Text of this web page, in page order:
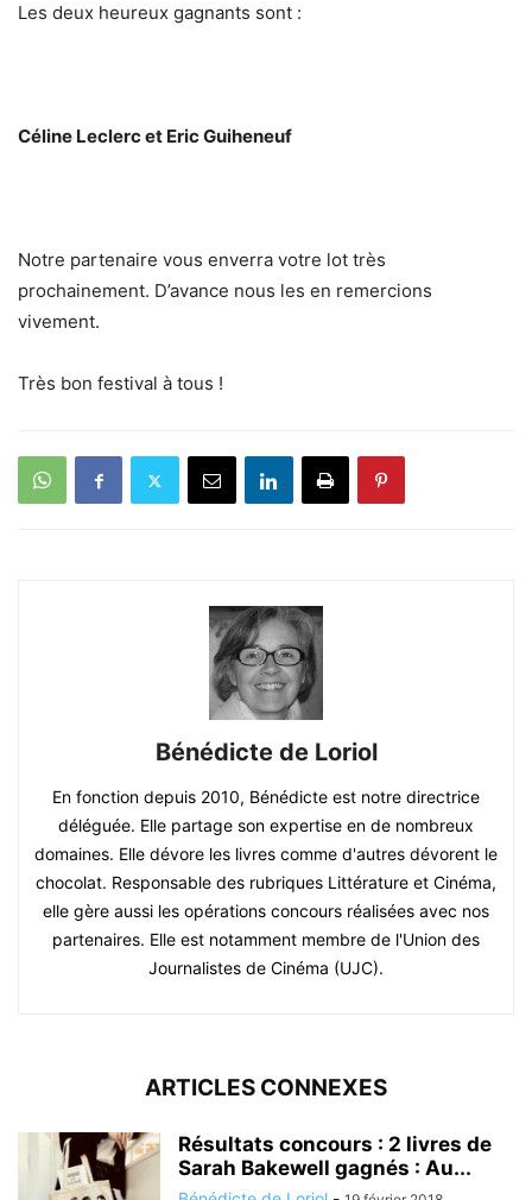
Les deux heureux gagnants sont :
Céline Leclerc et Eric Guiheneuf
Notre partenaire vous enverra votre lot très
prochainement. D’avance nous les en remercions
vivement.
Très bon festival à tous !
Bénédicte de Loriol
En fonction depuis 2010, Bénédicte est notre directrice
déléguée. Elle partage son expertise en de nombreux
domaines. Elle dévore les livres comme d'autres dévorent le
chocolat. Responsable des rubriques Littérature et Cinéma,
elle gère aussi les opérations concours réalisées avec nos
partenaires. Elle est notamment membre de l'Union des
Journalistes de Cinéma (UJC).
ARTICLES CONNEXES
Résultats concours : 2 livres de
Sarah Bakewell gagnés : Au...